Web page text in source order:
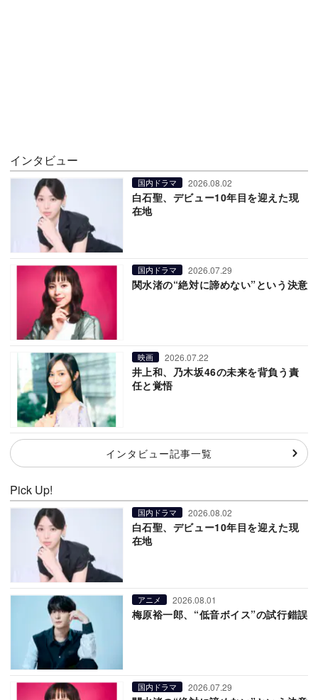
インタビュー
国内ドラマ 2026.08.02
白石聖、デビュー10年目を迎えた現
在地
国内ドラマ 2026.07.29
関水渚の“絶対に諦めない”という決意
映画 2026.07.22
井上和、乃木坂46の未来を背負う責
任と覚悟
インタビュー記事一覧
Pick Up!
国内ドラマ 2026.08.02
白石聖、デビュー10年目を迎えた現
在地
アニメ 2026.08.01
梅原裕一郎、“低音ボイス”の試行錯誤
国内ドラマ 2026.07.29